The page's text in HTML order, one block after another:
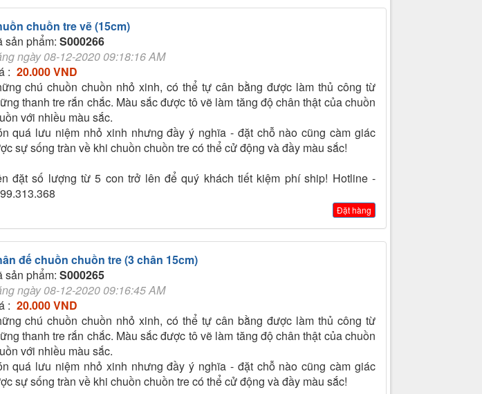
chuồn tre vẽ (15cm)
sản phẩm: S000266
ngày 08-12-2020 09:18:16 AM
: 20.000 VND
chú chuồn chuồn nhỏ xinh, có thể tự cân bằng được làm thủ công từ
thanh tre rắn chắc. Màu sắc được tô vẽ làm tăng độ chân thật của chuồn
với nhiều màu sắc.
quá lưu niệm nhỏ xinh nhưng đầy ý nghĩa - đặt chỗ nào cũng càm giác
sự sống tràn về khi chuồn chuồn tre có thể cử động và đầy màu sắc!
đặt số lượng từ 5 con trở lên để quý khách tiết kiệm phí ship! Hotline -
Đặt hàng
đế chuồn chuồn tre (3 chân 15cm)
sản phẩm: S000265
ngày 08-12-2020 09:16:45 AM
: 20.000 VND
chú chuồn chuồn nhỏ xinh, có thể tự cân bằng được làm thủ công từ
thanh tre rắn chắc. Màu sắc được tô vẽ làm tăng độ chân thật của chuồn
với nhiều màu sắc.
quá lưu niệm nhỏ xinh nhưng đầy ý nghĩa - đặt chỗ nào cũng càm giác
sự sống tràn về khi chuồn chuồn tre có thể cử động và đầy màu sắc!